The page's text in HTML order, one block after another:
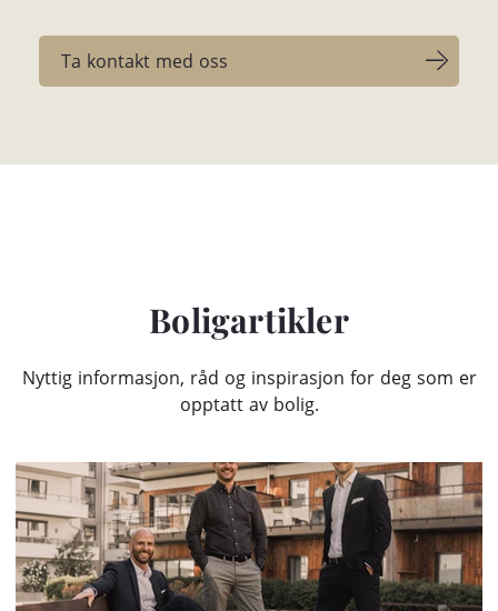
Ta kontakt med oss
Boligartikler
Nyttig informasjon, råd og inspirasjon for deg som er
opptatt av bolig.